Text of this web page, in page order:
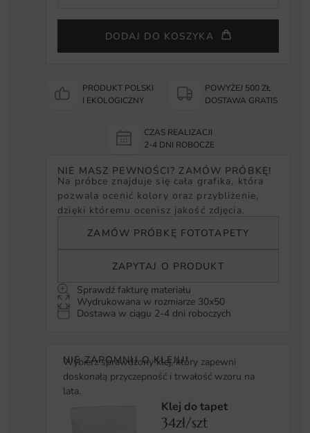
DODAJ DO KOSZYKA
PRODUKT POLSKI
I EKOLOGICZNY
POWYŻEJ 500 ZŁ
DOSTAWA GRATIS
CZAS REALIZACJI
2-4 DNI ROBOCZE
NIE MASZ PEWNOŚCI? ZAMÓW PRÓBKĘ!
Na próbce znajduje się cała grafika, która
pozwala ocenić kolory oraz przybliżenie,
dzięki któremu ocenisz jakość zdjęcia.
ZAMÓW PRÓBKĘ FOTOTAPETY
ZAPYTAJ O PRODUKT
Sprawdź fakturę materiału
Wydrukowana w rozmiarze 30x50
Dostawa w ciągu 2-4 dni roboczych
NIE ZAPOMNIJ O KLEJU!
Wybierz sprawdzony klej, który zapewni
doskonałą przyczepność i trwałość wzoru na
lata.
Klej do tapet
34zł/szt